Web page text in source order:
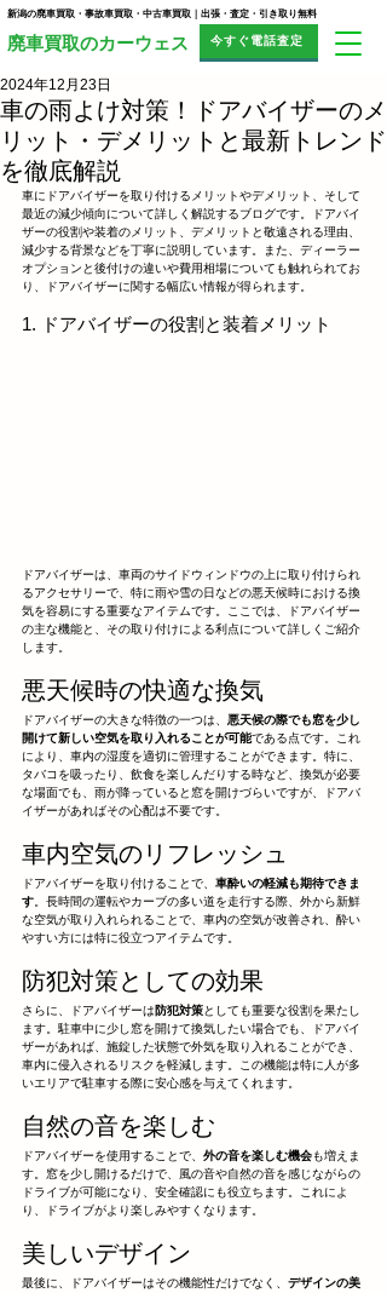
今すぐ電話査定
​廃車買取のカーウェス
新潟の廃車買取・事故車買取・中古車買取｜出張・査定・引き取り無料
車の雨よけ対策！ドアバイザーのメ
リット・デメリットと最新トレンド
を徹底解説
2024年12月23日
車にドアバイザーを取り付けるメリットやデメリット、そして
最近の減少傾向について詳しく解説するブログです。ドアバイ
ザーの役割や装着のメリット、デメリットと敬遠される理由、
減少する背景などを丁寧に説明しています。また、ディーラー
オプションと後付けの違いや費用相場についても触れられてお
り、ドアバイザーに関する幅広い情報が得られます。
1. ドアバイザーの役割と装着メリット
ドアバイザーは、車両のサイドウィンドウの上に取り付けられ
るアクセサリーで、特に雨や雪の日などの悪天候時における換
気を容易にする重要なアイテムです。ここでは、ドアバイザー
の主な機能と、その取り付けによる利点について詳しくご紹介
します。
悪天候時の快適な換気
ドアバイザーの大きな特徴の一つは、 悪天候の際でも窓を少し
開けて新しい空気を取り入れることが可能である点です。これ
により、車内の湿度を適切に管理することができます。特に、
タバコを吸ったり、飲食を楽しんだりする時など、換気が必要
な場面でも、雨が降っていると窓を開けづらいですが、ドアバ
イザーがあればその心配は不要です。
車内空気のリフレッシュ
ドアバイザーを取り付けることで、 車酔いの軽減も期待できま
す 。長時間の運転やカーブの多い道を走行する際、外から新鮮
な空気が取り入れられることで、車内の空気が改善され、酔い
やすい方には特に役立つアイテムです。
防犯対策としての効果
さらに、ドアバイザーは防犯対策としても重要な役割を果たし
ます。駐車中に少し窓を開けて換気したい場合でも、ドアバイ
ザーがあれば、施錠した状態で外気を取り入れることができ、
車内に侵入されるリスクを軽減します。この機能は特に人が多
いエリアで駐車する際に安心感を与えてくれます。
自然の音を楽しむ
ドアバイザーを使用することで、 外の音を楽しむ機会も増えま
す。窓を少し開けるだけで、風の音や自然の音を感じながらの
ドライブが可能になり、安全確認にも役立ちます。これによ
り、ドライブがより楽しみやすくなります。
美しいデザイン
最後に、ドアバイザーはその機能性だけでなく、 デザインの美